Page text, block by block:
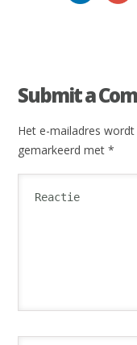
Submit a
Het e-mailadres
gemarkeerd met*